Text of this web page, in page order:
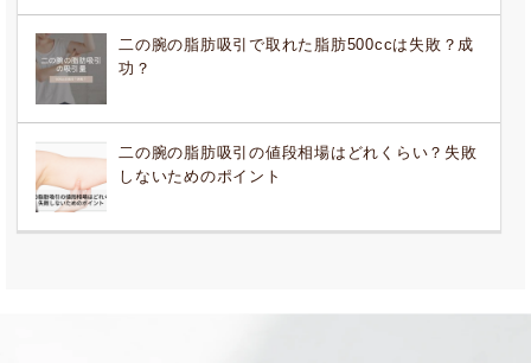
二の腕の脂肪吸引で取れた脂肪500ccは失敗？成
功？
二の腕の脂肪吸引の値段相場はどれくらい？失敗
しないためのポイント